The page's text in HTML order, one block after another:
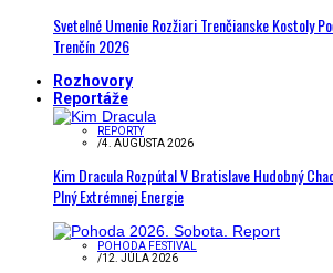
Svetelné Umenie Rozžiari Trenčianske Kostoly
Trenčín 2026
Rozhovory
Reportáže
REPORTY
/4. AUGUSTA 2026
Kim Dracula Rozpútal V Bratislave Hudobný
Plný Extrémnej Energie
POHODA FESTIVAL
/12. JÚLA 2026